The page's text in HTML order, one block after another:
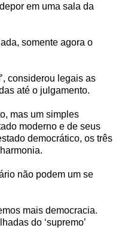
em uma sala da
somente agora o
considerou legais as
até o julgamento.
mas um simples
moderno e de seus
democrático, os três
não podem um se
mais democracia.
do ‘supremo’